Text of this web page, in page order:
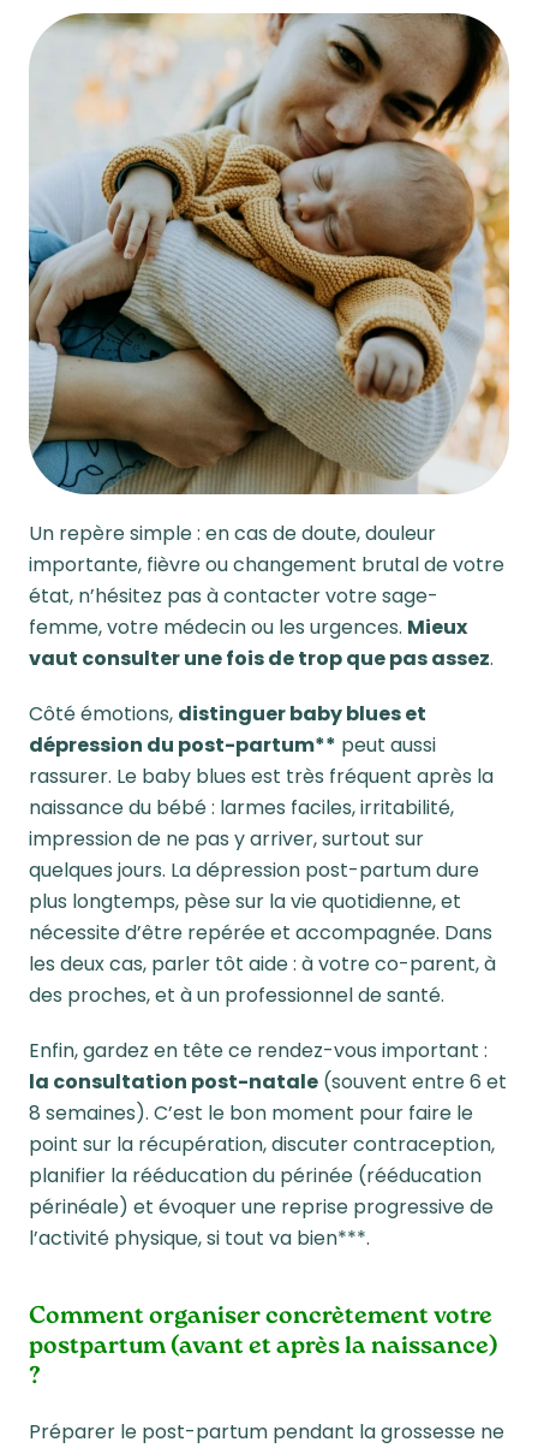
Un repère simple : en cas de doute, douleur
importante, fièvre ou changement brutal de votre
état, n’hésitez pas à contacter votre sage-
femme, votre médecin ou les urgences. Mieux
vaut consulter une fois de trop que pas assez.
Côté émotions, distinguer baby blues et
dépression du post-partum** peut aussi
rassurer. Le baby blues est très fréquent après la
naissance du bébé : larmes faciles, irritabilité,
impression de ne pas y arriver, surtout sur
quelques jours. La dépression post-partum dure
plus longtemps, pèse sur la vie quotidienne, et
nécessite d’être repérée et accompagnée. Dans
les deux cas, parler tôt aide : à votre co-parent, à
des proches, et à un professionnel de santé.
Enfin, gardez en tête ce rendez-vous important :
la consultation post-natale (souvent entre 6 et
8 semaines). C’est le bon moment pour faire le
point sur la récupération, discuter contraception,
planifier la rééducation du périnée (rééducation
périnéale) et évoquer une reprise progressive de
l’activité physique, si tout va bien***.
Comment organiser concrètement votre
postpartum (avant et après la naissance)
?
Préparer le post-partum pendant la grossesse ne